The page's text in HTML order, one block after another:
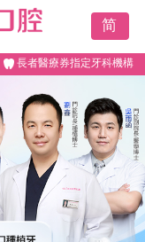
简
長者醫療券指定牙科機構